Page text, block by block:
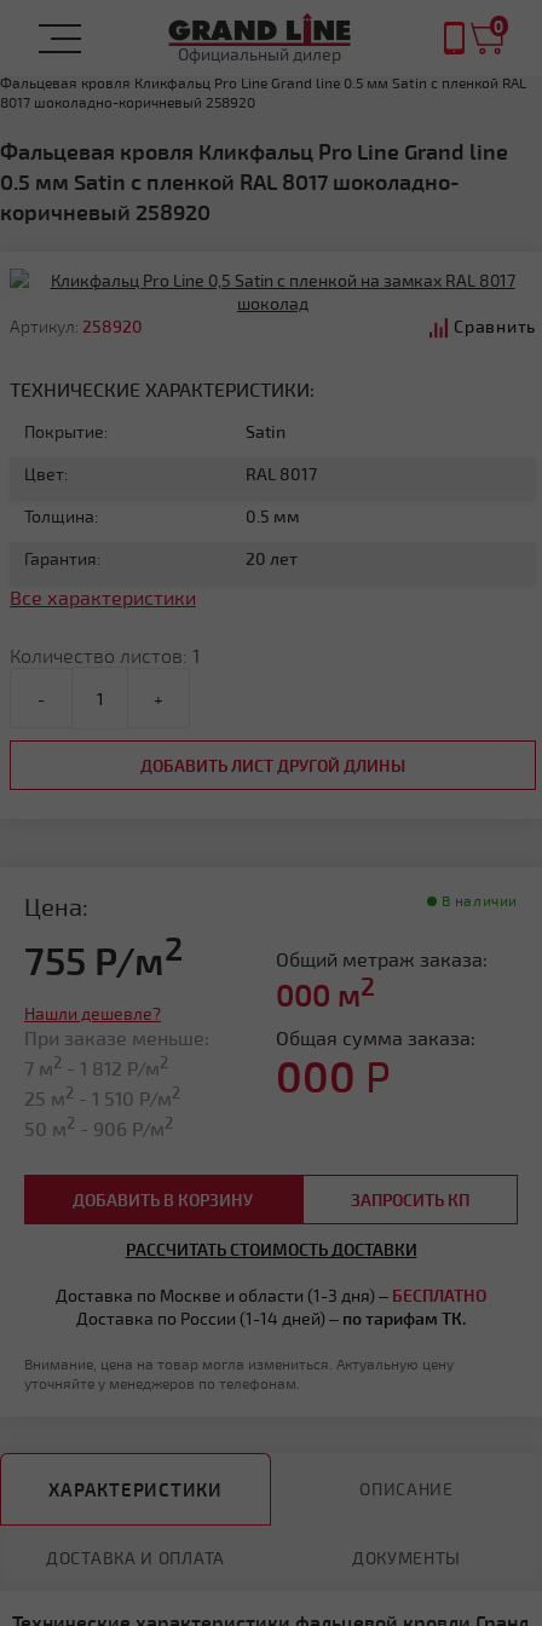
Официальный дилер
0
ФАЛЬЦЕВАЯ КРОВЛЯ
Фальцевая кровля Кликфальц Pro Line Grand line 0.5 мм Satin с пленкой RAL
8017 шоколадно-коричневый 258920
Фальцевая кровля Кликфальц Pro Line Grand line
0.5 мм Satin с пленкой RAL 8017 шоколадно-
коричневый 258920
Артикул: 258920 Сравнить
ТЕХНИЧЕСКИЕ ХАРАКТЕРИСТИКИ:
Покрытие: Satin
Цвет: RAL 8017
Толщина: 0.5 мм
Гарантия: 20 лет
Все характеристики
Количество листов: 1
- +
ДОБАВИТЬ ЛИСТ ДРУГОЙ ДЛИНЫ
Цена:
755 Р/м2
Нашли дешевле?
При заказе меньше:
7 м2 - 1 812 Р/м2
25 м2 - 1 510 Р/м2
50 м2 - 906 Р/м2
В наличии
Общий метраж заказа:
000 м2
Общая сумма заказа:
000 Р
ДОБАВИТЬ В КОРЗИНУ ЗАПРОСИТЬ КП
РАССЧИТАТЬ СТОИМОСТЬ ДОСТАВКИ
Доставка по Москве и области (1-3 дня) – БЕСПЛАТНО
Доставка по России (1-14 дней) – по тарифам ТК.
Внимание, цена на товар могла измениться. Актуальную цену
уточняйте у менеджеров по телефонам.
ХАРАКТЕРИСТИКИ ОПИСАНИЕ
ДОСТАВКА И ОПЛАТА ДОКУМЕНТЫ
Технические характеристики фальцевой кровли Гранд